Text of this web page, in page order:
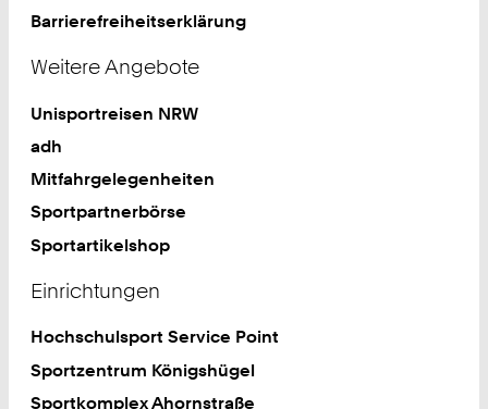
Barrierefreiheitserklärung
Weitere Angebote
Unisportreisen NRW
adh
Mitfahrgelegenheiten
Sportpartnerbörse
Sportartikelshop
Einrichtungen
Hochschulsport Service Point
Sportzentrum Königshügel
Sportkomplex Ahornstraße